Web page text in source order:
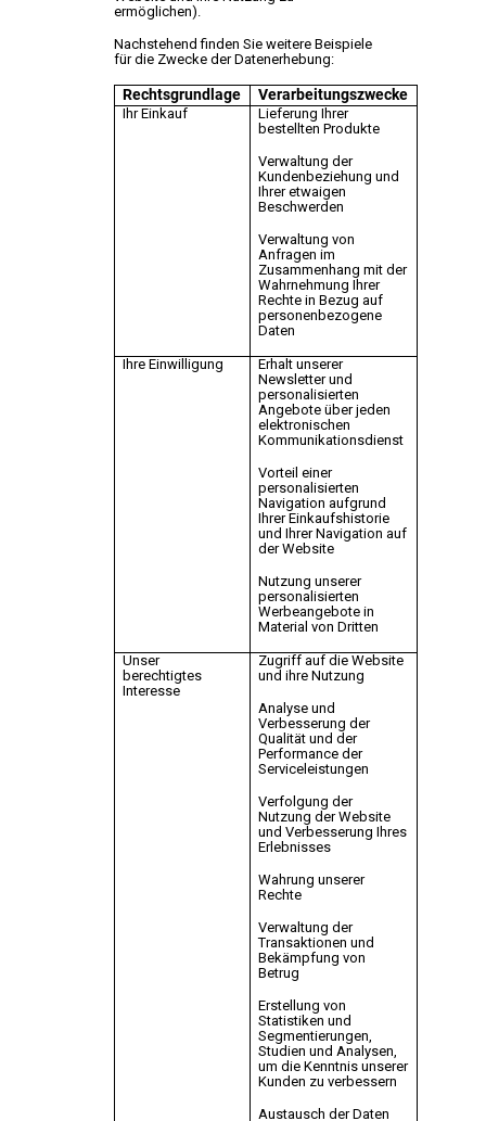
ermöglichen).
Nachstehend finden Sie weitere Beispiele
für die Zwecke der Datenerhebung:
Rechtsgrundlage Verarbeitungszwecke
Ihr Einkauf
Lieferung Ihrer
bestellten Produkte
Verwaltung der
Kundenbeziehung und
Ihrer etwaigen
Beschwerden
Verwaltung von
Anfragen im
Zusammenhang mit der
Wahrnehmung Ihrer
Rechte in Bezug auf
personenbezogene
Daten
Ihre Einwilligung
Erhalt unserer
Newsletter und
personalisierten
Angebote über jeden
elektronischen
Kommunikationsdienst
Vorteil einer
personalisierten
Navigation aufgrund
Ihrer Einkaufshistorie
und Ihrer Navigation auf
der Website
Nutzung unserer
personalisierten
Werbeangebote in
Material von Dritten
Unser
berechtigtes
Interesse
Zugriff auf die Website
und ihre Nutzung
Analyse und
Verbesserung der
Qualität und der
Performance der
Serviceleistungen
Verfolgung der
Nutzung der Website
und Verbesserung Ihres
Erlebnisses
Wahrung unserer
Rechte
Verwaltung der
Transaktionen und
Bekämpfung von
Betrug
Erstellung von
Statistiken und
Segmentierungen,
Studien und Analysen,
um die Kenntnis unserer
Kunden zu verbessern
Austausch der Daten